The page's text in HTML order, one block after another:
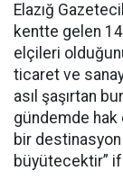
Elazığ
kentte gelen
elçileri
ticaret ve
asıl şaşırtan
gündemde hak
bir
büyütecektir”